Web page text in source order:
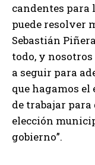
candentes para
puede resolver
Sebastián
todo, y
a seguir para
que hagamos el
de trabajar para
elección
gobierno”.